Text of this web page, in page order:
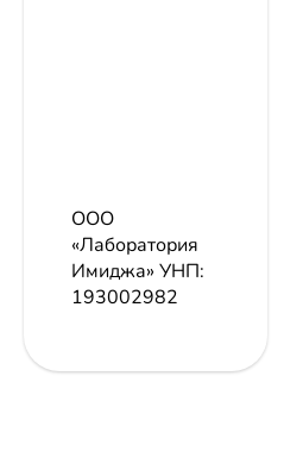
ООО
«Лаборатория
Имиджа» УНП:
193002982